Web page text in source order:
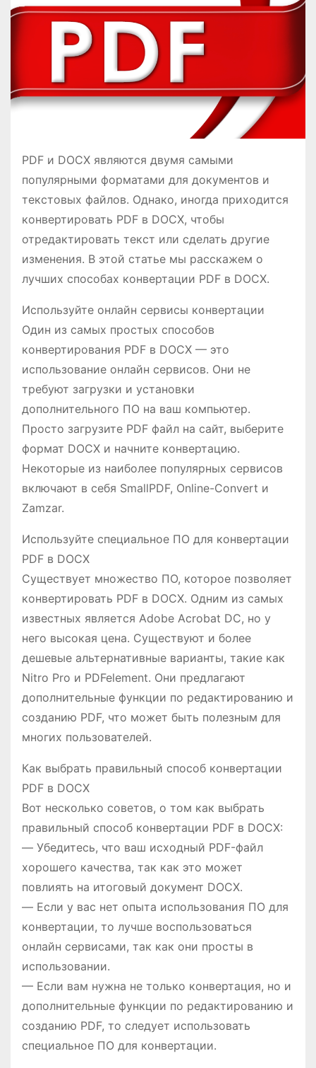
PDF и DOCX являются двумя самыми
популярными форматами для документов и
текстовых файлов. Однако, иногда приходится
конвертировать PDF в DOCX, чтобы
отредактировать текст или сделать другие
изменения. В этой статье мы расскажем о
лучших способах конвертации PDF в DOCX.
Используйте онлайн сервисы конвертации
Один из самых простых способов
конвертирования PDF в DOCX — это
использование онлайн сервисов. Они не
требуют загрузки и установки
дополнительного ПО на ваш компьютер.
Просто загрузите PDF файл на сайт, выберите
формат DOCX и начните конвертацию.
Некоторые из наиболее популярных сервисов
включают в себя SmallPDF, Online-Convert и
Zamzar.
Используйте специальное ПО для конвертации
PDF в DOCX
Существует множество ПО, которое позволяет
конвертировать PDF в DOCX. Одним из самых
известных является Adobe Acrobat DC, но у
него высокая цена. Существуют и более
дешевые альтернативные варианты, такие как
Nitro Pro и PDFelement. Они предлагают
дополнительные функции по редактированию и
созданию PDF, что может быть полезным для
многих пользователей.
Как выбрать правильный способ конвертации
PDF в DOCX
Вот несколько советов, о том как выбрать
правильный способ конвертации PDF в DOCX:
— Убедитесь, что ваш исходный PDF-файл
хорошего качества, так как это может
повлиять на итоговый документ DOCX.
— Если у вас нет опыта использования ПО для
конвертации, то лучше воспользоваться
онлайн сервисами, так как они просты в
использовании.
— Если вам нужна не только конвертация, но и
дополнительные функции по редактированию и
созданию PDF, то следует использовать
специальное ПО для конвертации.